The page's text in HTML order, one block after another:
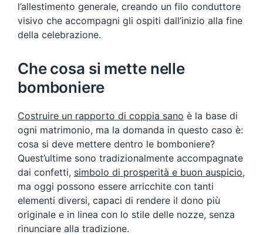
l’allestimento generale, creando un filo conduttore
visivo che accompagni gli ospiti dall’inizio alla fine
della celebrazione.
Che cosa si mette nelle
bomboniere
Costruire un rapporto di coppia sano è la base di
ogni matrimonio, ma la domanda in questo caso è:
cosa si deve mettere dentro le bomboniere?
Quest’ultime sono tradizionalmente accompagnate
dai confetti, simbolo di prosperità e buon auspicio,
ma oggi possono essere arricchite con tanti
elementi diversi, capaci di rendere il dono più
originale e in linea con lo stile delle nozze, senza
rinunciare alla tradizione.